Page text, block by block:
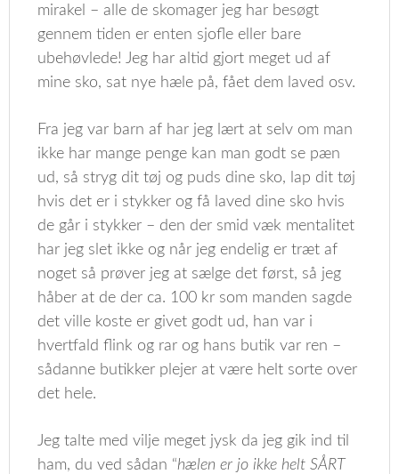
mirakel – alle de skomager jeg har besøgt
gennem tiden er enten sjofle eller bare
ubehøvlede! Jeg har altid gjort meget ud af
mine sko, sat nye hæle på, fået dem laved osv.
Fra jeg var barn af har jeg lært at selv om man
ikke har mange penge kan man godt se pæn
ud, så stryg dit tøj og puds dine sko, lap dit tøj
hvis det er i stykker og få laved dine sko hvis
de går i stykker – den der smid væk mentalitet
har jeg slet ikke og når jeg endelig er træt af
noget så prøver jeg at sælge det først, så jeg
håber at de der ca. 100 kr som manden sagde
det ville koste er givet godt ud, han var i
hvertfald flink og rar og hans butik var ren –
sådanne butikker plejer at være helt sorte over
det hele.
Jeg talte med vilje meget jysk da jeg gik ind til
ham, du ved sådan “hælen er jo ikke helt SÅRT